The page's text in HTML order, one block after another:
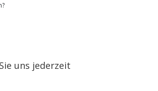
uns jederzeit